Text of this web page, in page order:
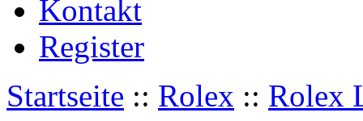
Kontakt
Register
Startseite :: Rolex :: Rolex